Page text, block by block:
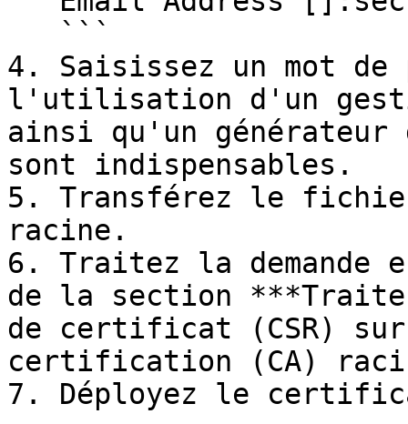
4. Saisissez un mot
l'utilisation d'un
ainsi qu'un générateur
sont indispensables.
5. Transférez le
racine.
6. Traitez la demande
de la section ***Traiter
de certificat (CSR)
certification (CA)
7. Déployez le